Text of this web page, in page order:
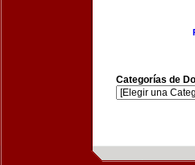
Categorías de